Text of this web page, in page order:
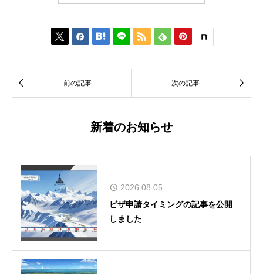
     
 前の記事 次の記事 
新着のお知らせ
2026.08.05
ビザ申請タイミングの記事を公開
しました